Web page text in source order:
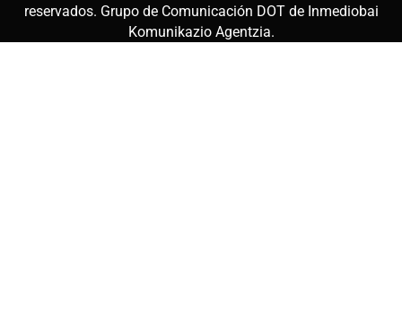
reservados. Grupo de Comunicación DOT de Inmediobai
Komunikazio Agentzia.